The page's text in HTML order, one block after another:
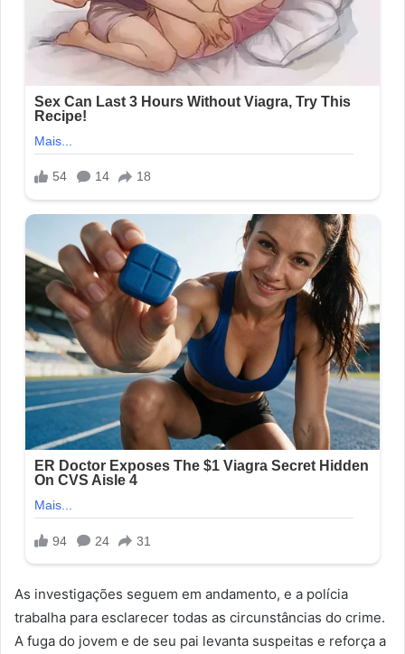
As investigações seguem em andamento, e a polícia
trabalha para esclarecer todas as circunstâncias do crime.
A fuga do jovem e de seu pai levanta suspeitas e reforça a